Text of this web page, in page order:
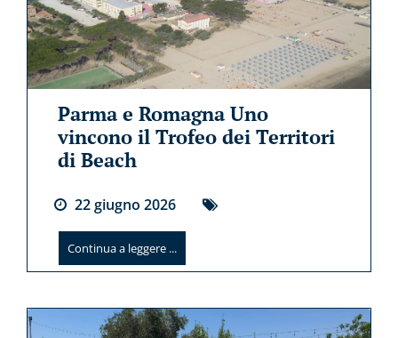
Parma e Romagna Uno
vincono il Trofeo dei Territori
di Beach
22giugno 2026
Continua a leggere ...